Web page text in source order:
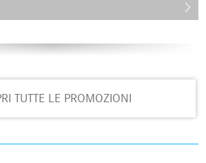
TUTTE LE PROMOZIONI